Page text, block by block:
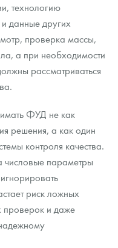
технологию
и данные других
проверка массы,
а при необходимости
рассматриваться
ФУД не как
решения, а как один
контроля качества.
числовые параметры
риск ложных
проверок и даже